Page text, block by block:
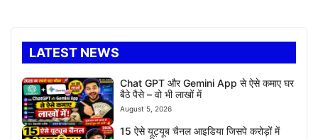
LATEST NEWS
Chat GPT और Gemini App से ऐसे कमाए घर
बैठे पैसे – वो भी लाखों में
August 5, 2026
15 ऐसे यूट्यूब चैनल आइडिया जिसपे करोड़ों में